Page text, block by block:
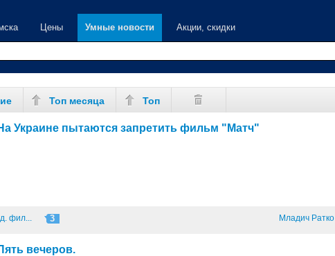
Цены Умные новости Акции, скидки
Топ месяца Топ
Украине пытаются запретить фильм "Матч"
фил... 3 Младич Ратко
вечеров.